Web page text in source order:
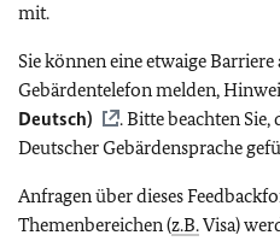
mit.
Sie können eine etwaige Barriere
Gebärdentelefon melden,
Deutsch)
. Bitte beachten Sie,
Deutscher Gebärdensprache
Anfragen über dieses
Themenbereichen (z.B.Visa)